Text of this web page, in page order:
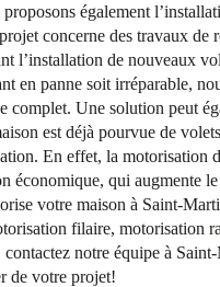
également
concerne des travaux de
l’installation de nouveaux
en panne soit irréparable,
complet. Une solution peut
est déjà pourvue de
En effet, la motorisation
économique, qui augmente
votre maison à Saint-
filaire, motorisation
notre équipe à
de votre projet!